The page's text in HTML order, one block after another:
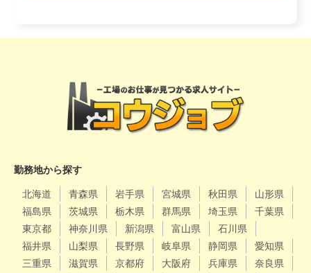
勤務地から探す
北海道 青森県 岩手県 宮城県 秋田県
山形県
福島県
茨城県 栃木県 群馬県 埼玉県
千葉県
東京都
神奈川県 新潟県 富山県
石川県
福井県
山梨県 長野県 岐阜県 静岡県
愛知県
三重県
滋賀県 京都府 大阪府 兵庫県
奈良県